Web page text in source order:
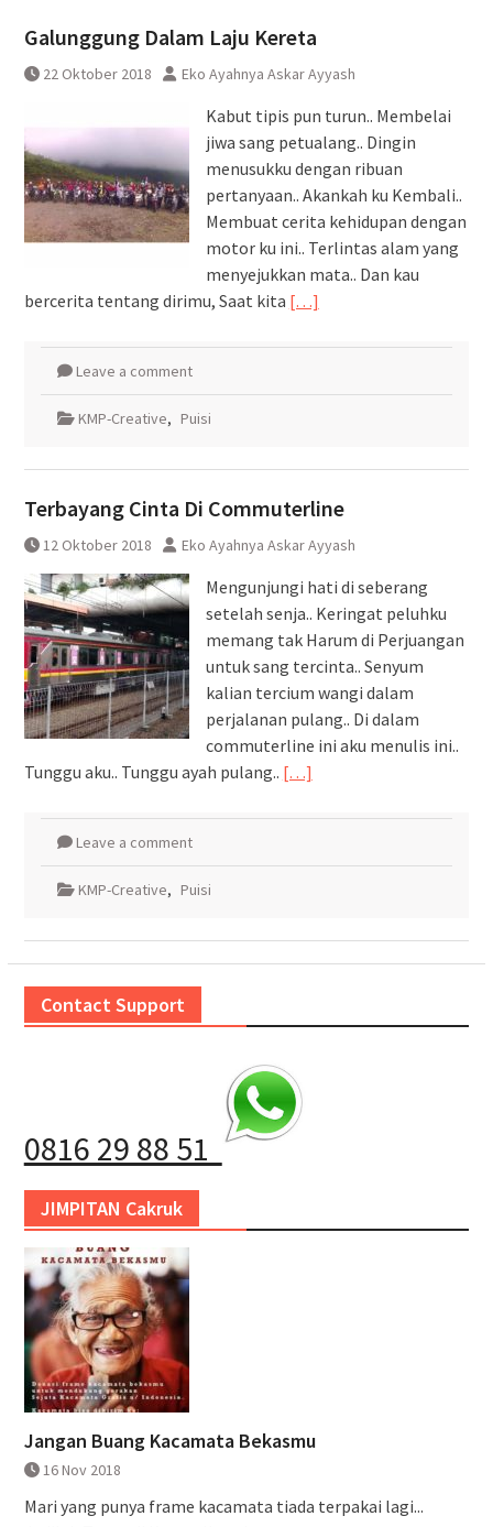
perjalanan KA Bandara YIA
Galunggung Dalam Laju Kereta
22 Oktober 2018 Eko Ayahnya Askar Ayyash
Kabut tipis pun turun.. Membelai
jiwa sang petualang.. Dingin
menusukku dengan ribuan
pertanyaan.. Akankah ku Kembali..
Membuat cerita kehidupan dengan
motor ku ini.. Terlintas alam yang
menyejukkan mata.. Dan kau
bercerita tentang dirimu, Saat kita […]
Leave a comment
KMP-Creative, Puisi
Terbayang Cinta Di Commuterline
12 Oktober 2018 Eko Ayahnya Askar Ayyash
Mengunjungi hati di seberang
setelah senja.. Keringat peluhku
memang tak Harum di Perjuangan
untuk sang tercinta.. Senyum
kalian tercium wangi dalam
perjalanan pulang.. Di dalam
commuterline ini aku menulis ini..
Tunggu aku.. Tunggu ayah pulang.. […]
Leave a comment
KMP-Creative, Puisi
Contact Support
0816 29 88 51
JIMPITAN Cakruk
Jangan Buang Kacamata Bekasmu
16 Nov 2018
Mari yang punya frame kacamata tiada terpakai lagi...